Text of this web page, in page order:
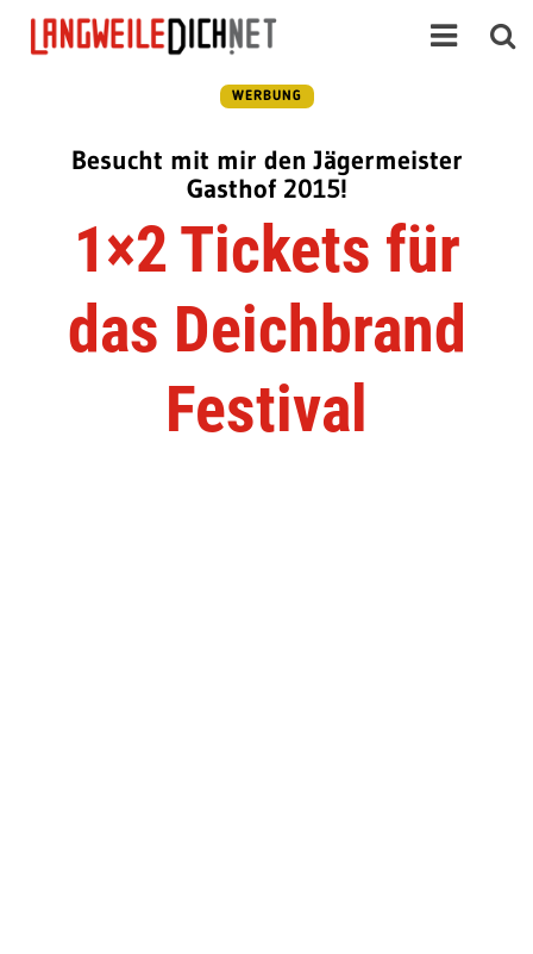
WERBUNG
Besucht mit mir den Jägermeister
Gasthof 2015!
1×2 Tickets für
das Deichbrand
Festival